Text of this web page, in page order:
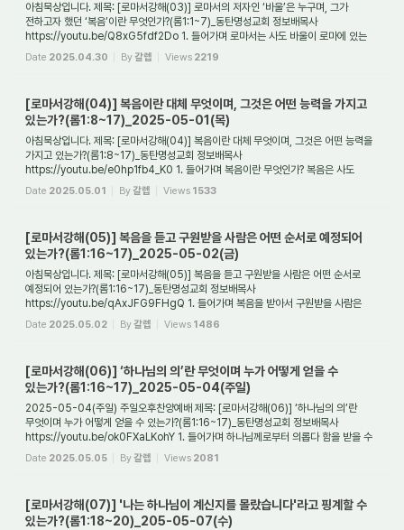
아침묵상입니다. 제목: [로마서강해(03)] 로마서의 저자인 ‘바울’은 누구며, 그가
전하고자 했던 ‘복음’이란 무엇인가?(롬1:1~7)_동탄명성교회 정보배목사
https://youtu.be/Q8xG5fdf2Do 1. 들어가며 로마서는 사도 바울이 로마에 있는
그리스도인들에게 보낸 ...
Date 2025.04.30 By갈렙 Views 2219
[로마서강해(04)] 복음이란 대체 무엇이며, 그것은 어떤 능력을 가지고
있는가?(롬1:8~17)_2025-05-01(목)
아침묵상입니다. 제목: [로마서강해(04)] 복음이란 대체 무엇이며, 그것은 어떤 능력을
가지고 있는가?(롬1:8~17)_동탄명성교회 정보배목사
https://youtu.be/e0hp1fb4_K0 1. 들어가며 복음이란 무엇인가? 복음은 사도
바울이 로마에 있는 교회에게 전하고 싶...
Date 2025.05.01 By갈렙 Views 1533
[로마서강해(05)] 복음을 듣고 구원받을 사람은 어떤 순서로 예정되어
있는가?(롬1:16~17)_2025-05-02(금)
아침묵상입니다. 제목: [로마서강해(05)] 복음을 듣고 구원받을 사람은 어떤 순서로
예정되어 있는가?(롬1:16~17)_동탄명성교회 정보배목사
https://youtu.be/qAxJFG9FHgQ 1. 들어가며 복음을 받아서 구원받을 사람은
미리 정해져 있는 것인가? 그리고 구원은 ...
Date 2025.05.02 By갈렙 Views 1486
[로마서강해(06)] ‘하나님의 의’란 무엇이며 누가 어떻게 얻을 수
있는가?(롬1:16~17)_2025-05-04(주일)
2025-05-04(주일) 주일오후찬양예배 제목: [로마서강해(06)] ‘하나님의 의’란
무엇이며 누가 어떻게 얻을 수 있는가?(롬1:16~17)_동탄명성교회 정보배목사
https://youtu.be/ok0FXaLKohY 1. 들어가며 하나님께로부터 의롭다 함을 받을 수
있는 사람은 대체 누...
Date 2025.05.05 By갈렙 Views 2081
[로마서강해(07)] '나는 하나님이 계신지를 몰랐습니다'라고 핑계할 수
있는가?(롬1:18~20)_205-05-07(수)